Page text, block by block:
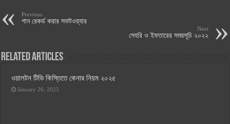
Previous
গান রেকর্ড করার সফটওয়্যার
Next
সেহরি ও ইফতারের সময়সূচি ২০২২
Related Articles
ওয়ালটন টিভি কিস্তিতে কেনার নিয়ম ২০২৫
January 26, 2025